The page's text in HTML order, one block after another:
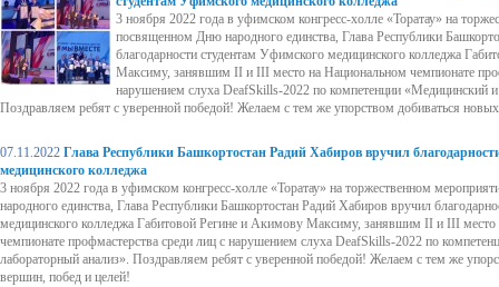
3 ноября 2022 года в уфимском конгресс-холле «Торатау» на
посвященном Дню народного единства, Глава Республики
благодарности студентам Уфимского медицинского колледжа
Максиму, занявшим II и III место на Национальном чемпионате
нарушением слуха DeafSkills-2022 по компетенции «Медицинский
Поздравляем ребят с уверенной победой! Желаем с тем же упорством добиваться
07.11.2022 Глава Республики Башкортостан Радий Хабиров вручил
медицинского колледжа
3 ноября 2022 года в уфимском конгресс-холле «Торатау» на торжественном
народного единства, Глава Республики Башкортостан Радий Хабиров вручил
медицинского колледжа Габитовой Регине и Акимову Максиму, занявшим II и III
чемпионате профмастерства среди лиц с нарушением слуха DeafSkills-2022 по
лабораторный анализ». Поздравляем ребят с уверенной победой! Желаем с тем же
вершин, побед и целей!